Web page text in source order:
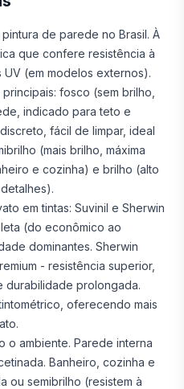
de parede no Brasil. À
que confere resistência à
(em modelos externos).
fosco (sem brilho,
indicado para teto e
fácil de limpar, ideal
(mais brilho, máxima
e cozinha) e brilho (alto
em tintas: Suvinil e Sherwin
(do econômico ao
dominantes. Sherwin
- resistência superior,
durabilidade prolongada.
oferecendo mais
o ambiente. Parede interna
Banheiro, cozinha e
ou semibrilho (resistem à